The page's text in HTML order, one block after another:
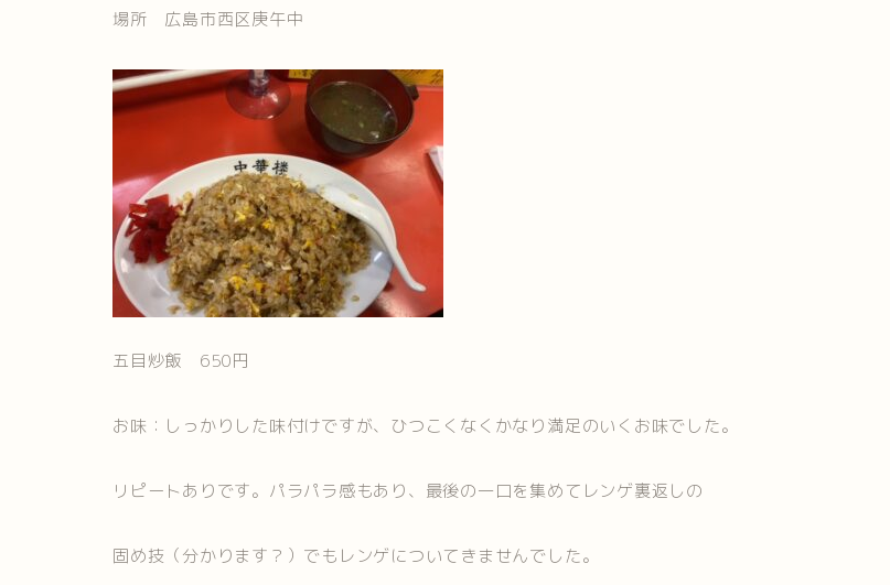
場所 広島市西区庚午中
五目炒飯 650円
お味：しっかりした味付けですが、ひつこくなくかなり満足のいくお味でした。
リピートありです。パラパラ感もあり、最後の一口を集めてレンゲ裏返しの
固め技（分かります？）でもレンゲについてきませんでした。